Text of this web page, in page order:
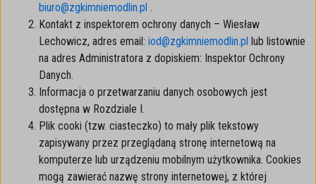
biuro@zgkimniemodlin.pl .
Kontakt z inspektorem ochrony danych – Wiesław
Lechowicz, adres email: iod@zgkimniemodlin.pl lub listownie
na adres Administratora z dopiskiem: Inspektor Ochrony
Danych.
Informacja o przetwarzaniu danych osobowych jest
dostępna w Rozdziale I.
Plik cooki (tzw. ciasteczko) to mały plik tekstowy
zapisywany przez przeglądaną stronę internetową na
komputerze lub urządzeniu mobilnym użytkownika. Cookies
mogą zawierać nazwę strony internetowej, z której